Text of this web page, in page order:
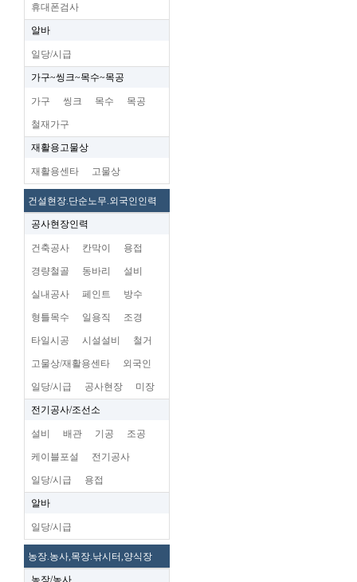
휴대폰검사
알바
일당/시급
가구~씽크~목수~목공
가구 씽크 목수 목공
철재가구
재활용고물상
재활용센타 고물상
건설현장.단순노무.외국인인력
공사현장인력
건축공사 칸막이 용접
경량철골 동바리 설비
실내공사 페인트 방수
형틀목수 일용직 조경
타일시공 시설설비 철거
고물상/재활용센타 외국인
일당/시급 공사현장 미장
전기공사/조선소
설비 배관 기공 조공
케이블포설 전기공사
일당/시급 용접
알바
일당/시급
농장.농사,목장.낚시터,양식장
농장/농사